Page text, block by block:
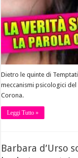
Dietro le quinte di
meccanismi psicologici
Corona.
Leggi Tutto »
Barbara d’Urso